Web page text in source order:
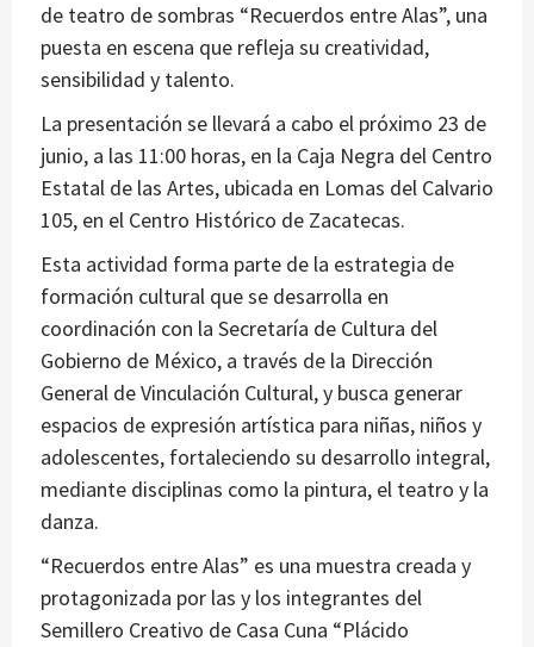
de teatro de sombras “Recuerdos entre Alas”, una
puesta en escena que refleja su creatividad,
sensibilidad y talento.
La presentación se llevará a cabo el próximo 23 de
junio, a las 11:00 horas, en la Caja Negra del Centro
Estatal de las Artes, ubicada en Lomas del Calvario
105, en el Centro Histórico de Zacatecas.
Esta actividad forma parte de la estrategia de
formación cultural que se desarrolla en
coordinación con la Secretaría de Cultura del
Gobierno de México, a través de la Dirección
General de Vinculación Cultural, y busca generar
espacios de expresión artística para niñas, niños y
adolescentes, fortaleciendo su desarrollo integral,
mediante disciplinas como la pintura, el teatro y la
danza.
“Recuerdos entre Alas” es una muestra creada y
protagonizada por las y los integrantes del
Semillero Creativo de Casa Cuna “Plácido